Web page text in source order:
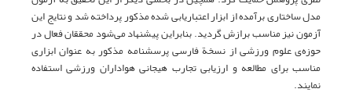
مدل ساختاری برآمده از ابزار اعتباریابی شده مذکور پرداخته شد و نتایج این
آزمون نیز مناسب برازش گردید. بنابراین پیشنهاد می‌شود محققان فعال در
حوزه‌ی علوم ورزشی از نسخة فارسی پرسشنامه مذکور به عنوان ابزاری
مناسب برای مطالعه و ارزیابی تجارب هیجانی هواداران ورزشی استفاده
نمایند.